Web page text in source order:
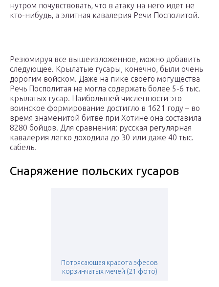
нутром почувствовать, что в атаку на него идет не
кто-нибудь, а элитная кавалерия Речи Посполитой.
Резюмируя все вышеизложенное, можно добавить
следующее. Крылатые гусары, конечно, были очень
дорогим войском. Даже на пике своего могущества
Речь Посполитая не могла содержать более 5-6 тыс.
крылатых гусар. Наибольшей численности это
воинское формирование достигло в 1621 году – во
время знаменитой битве при Хотине она составила
8280 бойцов. Для сравнения: русская регулярная
кавалерия легко доходила до 30 или даже 40 тыс.
сабель.
Снаряжение польских гусаров
Потрясающая красота эфесов
корзинчатых мечей (21 фото)